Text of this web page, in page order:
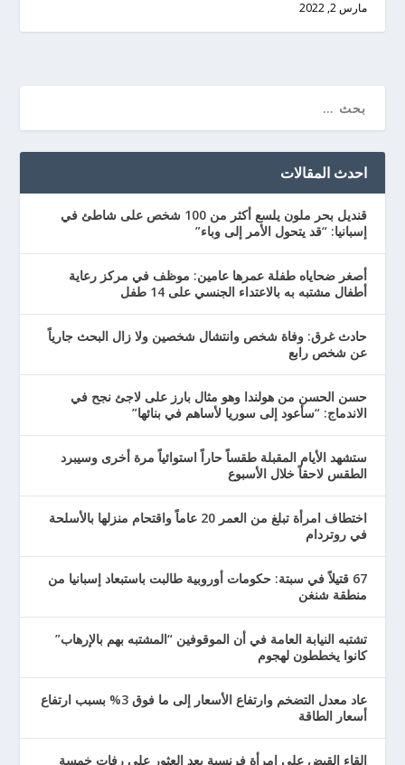
مارس 2, 2022
احدث المقالات
قنديل بحر ملون يلسع أكثر من 100 شخص على شاطئ في
إسبانيا: “قد يتحول الأمر إلى وباء”
أصغر ضحاياه طفلة عمرها عامين: موظف في مركز رعاية
أطفال مشتبه به بالاعتداء الجنسي على 14 طفل
حادث غرق: وفاة شخص وانتشال شخصين ولا زال البحث جارياً
عن شخص رابع
حسن الحسن من هولندا وهو مثال بارز على لاجئ نجح في
الاندماج: “سأعود إلى سوريا لأساهم في بنائها”
ستشهد الأيام المقبلة طقساً حاراً استوائياً مرة أخرى وسيبرد
الطقس لاحقاً خلال الأسبوع
اختطاف امرأة تبلغ من العمر 20 عاماً واقتحام منزلها بالأسلحة
في روتردام
67 قتيلاً في سبتة: حكومات أوروبية طالبت باستبعاد إسبانيا من
منطقة شنغن
تشتبه النيابة العامة في أن الموقوفين “المشتبه بهم بالإرهاب”
كانوا يخططون لهجوم
عاد معدل التضخم وارتفاع الأسعار إلى ما فوق 3% بسبب ارتفاع
أسعار الطاقة
إلقاء القبض على امرأة فرنسية بعد العثور على رفات خمسة